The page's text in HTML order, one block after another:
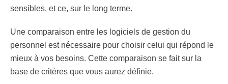
sensibles, et ce, sur le long terme.
Une comparaison entre les logiciels de gestion du
personnel est nécessaire pour choisir celui qui répond le
mieux à vos besoins. Cette comparaison se fait sur la
base de critères que vous aurez définie.